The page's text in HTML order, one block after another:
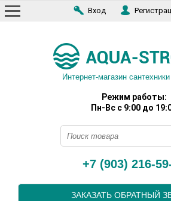
Вход
Интернет-магазин
Режим работы:
Пн-Вс с 9:00 до
+7 (903) 216-
ЗАКАЗАТЬ ОБРАТНЫЙ